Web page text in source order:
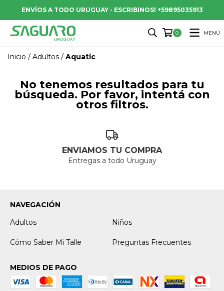
ENVÍOS A TODO URUGUAY - ESCRIBINOS! +59895035913
0 MENÚ
Inicio / Adultos / Aquatic
No tenemos resultados para tu
búsqueda. Por favor, intentá con
otros filtros.
ENVIAMOS TU COMPRA
Entregas a todo Uruguay
NAVEGACIÓN
Adultos
Niños
Cómo Saber Mi Talle Preguntas Frecuentes
MEDIOS DE PAGO